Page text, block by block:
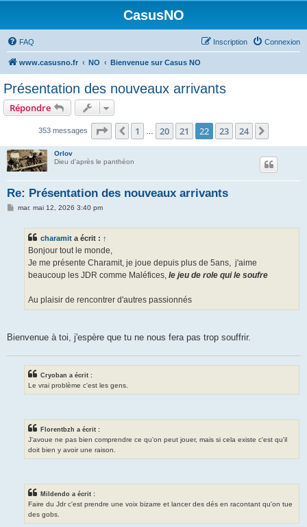
CasusNO
FAQ Connexion
Inscription
www.casusno.fr NO Bienvenue sur Casus NO
Présentation des nouveaux arrivants
Répondre
353 messages Page 22 sur 24
Précédent
1 20 21 22 23 24
Orlov
Dieu d'après le panthéon
Re: Présentation des nouveaux arrivants
Mmar. mai 12, 2026 3:40 pm
charamit a écrit : ↑
Bonjour tout le monde,
Je me présente Charamit, je joue depuis plus de 5ans, j'aime
beaucoup les JDR comme Maléfices, le jeu de role qui le soufre
Au plaisir de rencontrer d'autres passionnés
Bienvenue à toi, j'espère que tu ne nous fera pas trop souffrir.
Cryoban a écrit :
Le vrai problème c'est les gens.
Florentbzh a écrit :
J'avoue ne pas bien comprendre ce qu'on peut jouer, mais si cela existe c'est qu'il
doit bien y avoir une raison.
Mildendo a écrit :
Faire du Jdr c'est prendre une voix bizarre et lancer des dés en racontant qu'on tue
des gobs.